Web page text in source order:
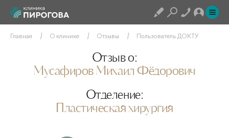
Главная О клинике Отзывы Пользователь ДОКТУ
Отзыв о:
Мусафиров Михаил Фёдорович
Отделение:
Пластическая хирургия